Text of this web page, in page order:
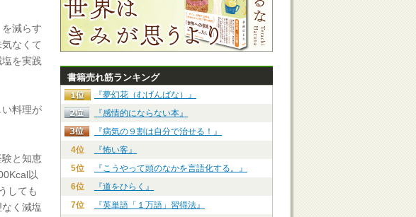
減らす
なくて
を実践
料理が
と知恵
以
しても
く減塩
書籍売れ筋ランキング
『夢幻花（むげんばな）』
『感情的にならない本』
『病気の９割は自分で治せる！』
4位
『怖い客』
5位
『こうやって頭のなかを言語化する。』
6位
『道をひらく』
7位
『英単語「１万語」習得法』